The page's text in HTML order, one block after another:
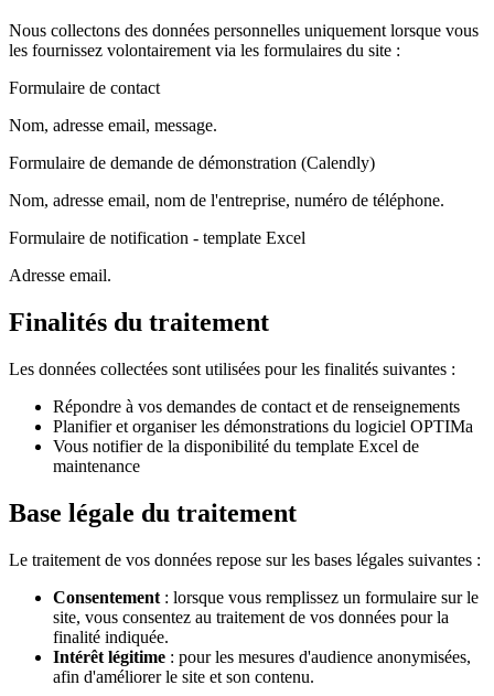
Nous collectons des données personnelles uniquement lorsque vous
les fournissez volontairement via les formulaires du site :
Formulaire de contact
Nom, adresse email, message.
Formulaire de demande de démonstration (Calendly)
Nom, adresse email, nom de l'entreprise, numéro de téléphone.
Formulaire de notification - template Excel
Adresse email.
Finalités du traitement
Les données collectées sont utilisées pour les finalités suivantes :
Répondre à vos demandes de contact et de renseignements
Planifier et organiser les démonstrations du logiciel OPTIMa
Vous notifier de la disponibilité du template Excel de
maintenance
Base légale du traitement
Le traitement de vos données repose sur les bases légales suivantes :
Consentement : lorsque vous remplissez un formulaire sur le
site, vous consentez au traitement de vos données pour la
finalité indiquée.
Intérêt légitime : pour les mesures d'audience anonymisées,
afin d'améliorer le site et son contenu.